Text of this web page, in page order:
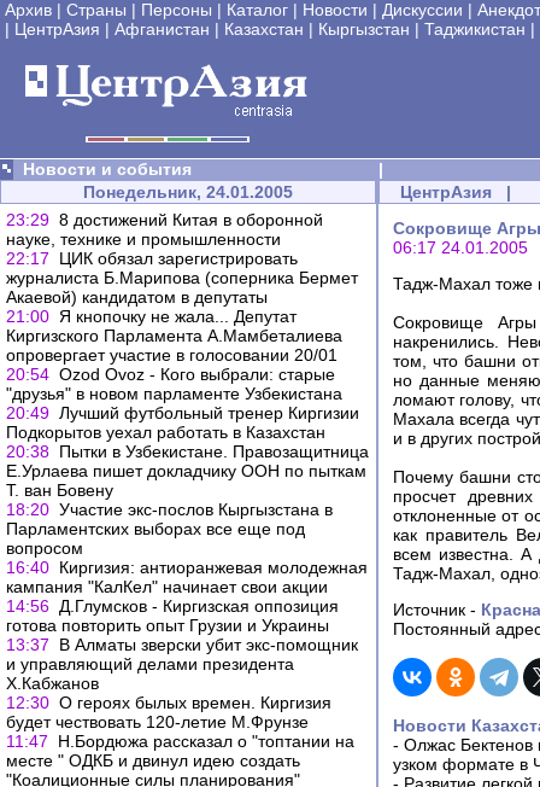
Архив | Страны | Персоны | Каталог | Новости | Дискуссии |
| ЦентрАзия | Афганистан | Казахстан | Кыргызстан | Таджикистан |
Новости и события
|
Понедельник, 24.01.2005
23:29 8 достижений Китая в оборонной
науке, технике и промышленности
22:17
ЦИК обязал зарегистрировать
журналиста Б.Марипова (соперника Бермет
Акаевой) кандидатом в депутаты
21:00 Я кнопочку не жала... Депутат
Киргизского Парламента А.Мамбеталиева
опровергает участие в голосовании 20/01
20:54 Ozod Ovoz - Кого выбрали: старые
"друзья" в новом парламенте Узбекистана
20:49 Лучший футбольный тренер Киргизии
Подкорытов уехал работать в Казахстан
20:38 Пытки в Узбекистане. Правозащитница
Е.Урлаева пишет докладчику ООН по пыткам
Т. ван Бовену
18:20 Участие экс-послов Кыргызстана в
Парламентских выборах все еще под
вопросом
16:40 Киргизия: антиоранжевая молодежная
кампания "КалКел" начинает свои акции
14:56 Д.Глумсков - Киргизская оппозиция
готова повторить опыт Грузии и Украины
13:37
В Алматы зверски убит экс-помощник
и управляющий делами президента
Х.Кабжанов
12:30 О героях былых времен. Киргизия
будет чествовать 120-летие М.Фрунзе
11:47
Н.Бордюжа рассказал о "топтании на
месте " ОДКБ и двинул идею создать
"Коалиционные силы планирования"
ЦентрАзия |
Сокровище
06:17 24.01.2005
Тадж-Махал тоже
Сокровище
накренились.
том, что башни
но данные
ломают голову,
Махала всегда
и в других
Почему башни
просчет
отклоненные от
как правитель
всем известна. А
Тадж-Махал,
Источник -
Постоянный
Новости
- Олжас Бектенов
узком формате в